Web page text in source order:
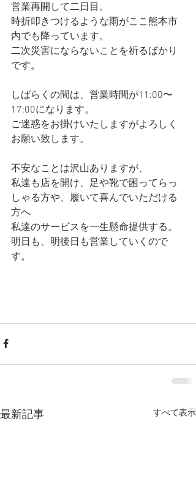
営業再開して二日目。
時折叩きつけるような雨がここ熊本市
内でも降っています。
二次災害にならないことを祈るばかり
です。
しばらくの間は、営業時間が11:00〜
17:00になります。
ご迷惑をお掛けいたしますがよろしく
お願い致します。
不安なことは沢山ありますが、
私達も店を開け、足や靴で困ってらっ
しゃる方や、履いて喜んでいただける
方へ
私達のサービスを一生懸命提供する。
明日も、明後日も営業していくので
す。
最新記事 すべて表示